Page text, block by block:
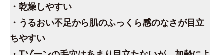
・乾燥しやすい
・うるおい不足から肌のふっくら感のなさが目立
ちやすい